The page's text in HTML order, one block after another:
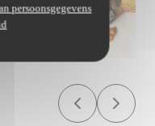
persoonsgegevens